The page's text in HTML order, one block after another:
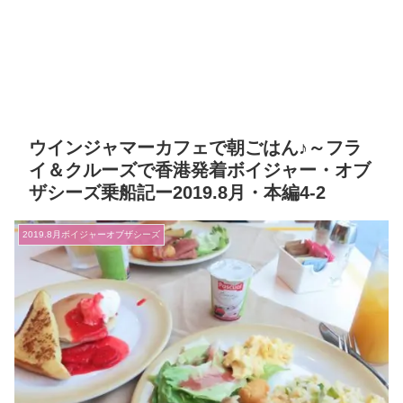
ウインジャマーカフェで朝ごはん♪～フラ
イ＆クルーズで香港発着ボイジャー・オブ
ザシーズ乗船記ー2019.8月・本編4-2
2019.8月ボイジャーオブザシーズ